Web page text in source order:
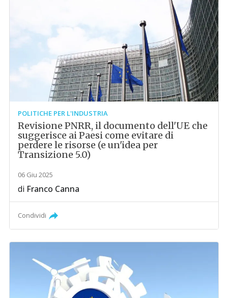
POLITICHE PER L'INDUSTRIA
Revisione PNRR, il documento dell'UE che
suggerisce ai Paesi come evitare di
perdere le risorse (e un'idea per
Transizione 5.0)
06 Giu 2025
di Franco Canna
Condividi